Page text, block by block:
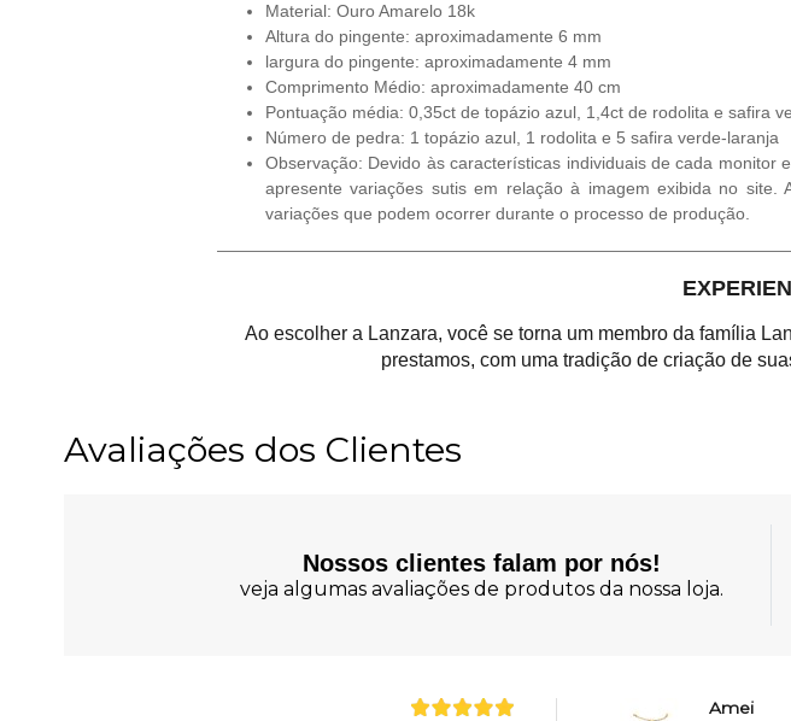
Material: Ouro Amarelo 18k
Altura do pingente: aproximadamente 6 mm
largura do pingente: aproximadamente 4 mm
Comprimento Médio: aproximadamente 40 cm
Pontuação média: 0,35ct de topázio azul, 1,4ct de rodolita e safira
Número de pedra: 1 topázio azul, 1 rodolita e 5 safira verde-laranja
Observação: Devido às características individuais de cada
apresente variações sutis em relação à imagem exibida no
variações que podem ocorrer durante o processo de produção.
Ao escolher a Lanzara, você se torna um membro da família
prestamos, com uma tradição de criação de
Avaliações dos Clientes
Nossos clientes falam por nós!
veja algumas avaliações de produtos da nossa loja.
Amei